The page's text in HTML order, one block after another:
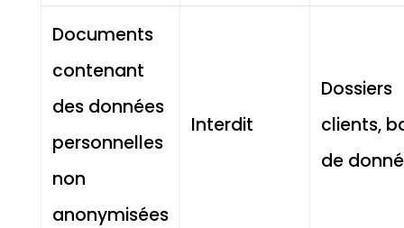
Documents
contenant
des données
personnelles
non
anonymisées
Interdit
Dossiers
clients,
de